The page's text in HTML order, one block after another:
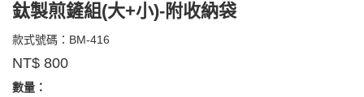
鈦製煎鏟組(大+小)-附收納袋
款式號碼： BM-416
牌：
belmont
NT$ 800
GOODS000000000000004116661
數量：